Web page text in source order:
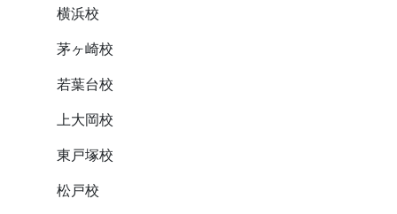
横浜校
茅ヶ崎校
若葉台校
上大岡校
東戸塚校
松戸校